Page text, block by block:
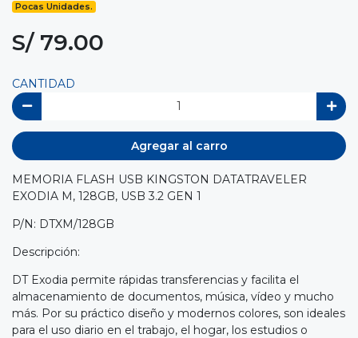
Pocas Unidades.
S/ 79.00
CANTIDAD
Agregar al carro
MEMORIA FLASH USB KINGSTON DATATRAVELER
EXODIA M, 128GB, USB 3.2 GEN 1
P/N: DTXM/128GB
Descripción:
DT Exodia permite rápidas transferencias y facilita el
almacenamiento de documentos, música, vídeo y mucho
más. Por su práctico diseño y modernos colores, son ideales
para el uso diario en el trabajo, el hogar, los estudios o